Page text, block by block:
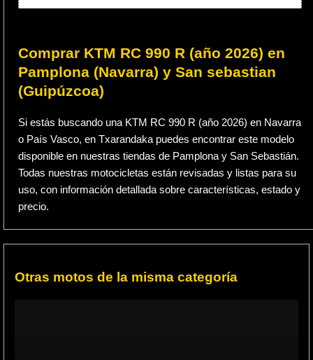
Comprar KTM RC 990 R (año 2026) en
Pamplona (Navarra) y San sebastian
(Guipúzcoa)
Si estás buscando una KTM RC 990 R (año 2026) en Navarra
o País Vasco, en Txarandaka puedes encontrar este modelo
disponible en nuestras tiendas de Pamplona y San Sebastián.
Todas nuestras motocicletas están revisadas y listas para su
uso, con información detallada sobre características, estado y
precio.
Otras motos de la misma categoría